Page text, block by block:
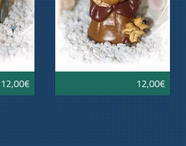
12,00€ 12,00€